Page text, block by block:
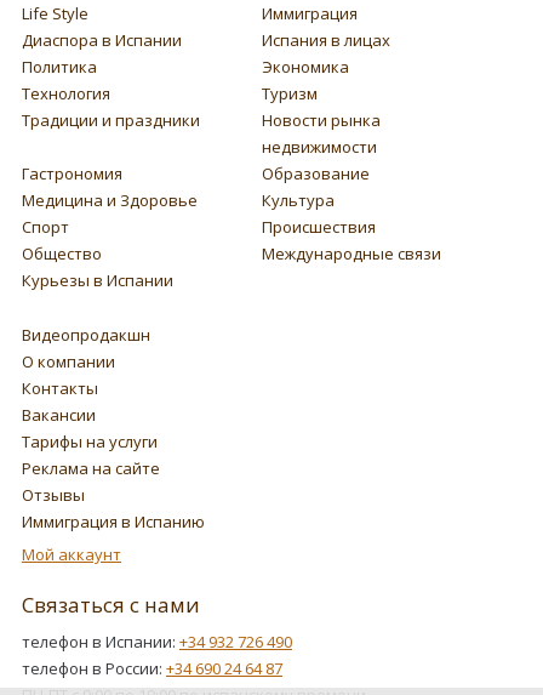
Life Style
Иммиграция
Диаспора в Испании
Испания в лицах
Политика
Экономика
Технология
Туризм
Традиции и праздники
Новости рынка
недвижимости
Гастрономия
Образование
Медицина и Здоровье
Культура
Спорт
Происшествия
Общество
Международные связи
Курьезы в Испании
Видеопродакшн
О компании
Контакты
Вакансии
Тарифы на услуги
Реклама на сайте
Отзывы
Иммиграция в Испанию
Мой аккаунт
Связаться с нами
телефон в Испании: +34 932 726 490
телефон в России: +34 690 24 64 87